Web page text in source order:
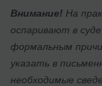
Внимание! На
оспаривают в
формальным
указать в
необходимые